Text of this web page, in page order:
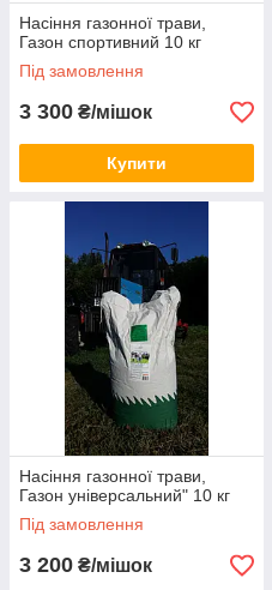
Насіння газонної трави,
Газон спортивний 10 кг
Під замовлення
3 300 ₴/мішок
Купити
Насіння газонної трави,
Газон універсальний" 10 кг
Під замовлення
3 200 ₴/мішок